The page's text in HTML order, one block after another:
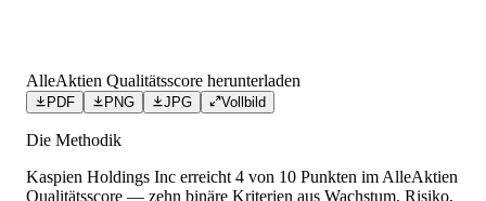
AlleAktien Qualitätsscore herunterladen
PDF PNG JPG Vollbild
Die Methodik
Kaspien Holdings Inc erreicht 4 von 10 Punkten im AlleAktien
Qualitätsscore — zehn binäre Kriterien aus Wachstum, Risiko,